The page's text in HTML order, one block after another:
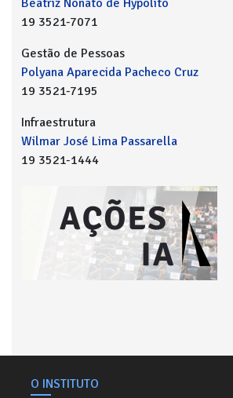
Beatriz Nonato de Hypolito
19 3521-7071
Gestão de Pessoas
Polyana Aparecida Pacheco Cruz
19 3521-7195
Infraestrutura
Wilmar José Lima Passarella
19 3521-1444
O INSTITUTO